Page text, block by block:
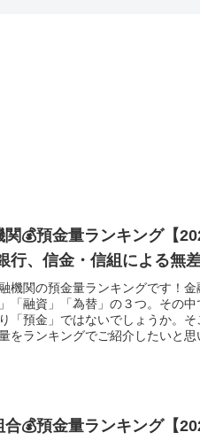
💰預金量ランキング【
行、信金・信組による無
機関の預金量ランキングです！
「融資」「為替」の３つ。その中
「預金」ではないでしょうか。
をランキングでご紹介したいと思
💰預金量ランキング【